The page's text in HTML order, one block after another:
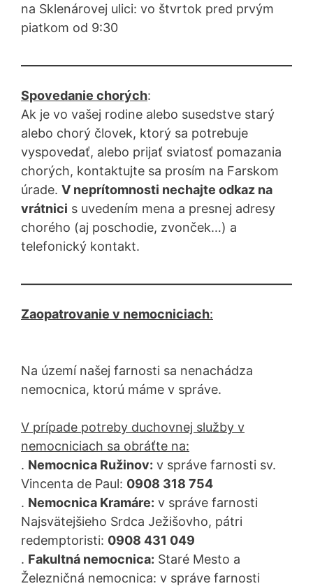
na Sklenárovej ulici: vo štvrtok pred prvým
piatkom od 9:30
Spovedanie chorých:
Ak je vo vašej rodine alebo susedstve starý
alebo chorý človek, ktorý sa potrebuje
vyspovedať, alebo prijať sviatosť pomazania
chorých, kontaktujte sa prosím na Farskom
úrade. V neprítomnosti nechajte odkaz na
vrátnici s uvedením mena a presnej adresy
chorého (aj poschodie, zvonček…) a
telefonický kontakt.
Zaopatrovanie v nemocniciach:
Na území našej farnosti sa nenachádza
nemocnica, ktorú máme v správe.
V prípade potreby duchovnej služby v
nemocniciach sa obráťte na:
. Nemocnica Ružinov: v správe farnosti sv.
Vincenta de Paul: 0908 318 754
. Nemocnica Kramáre: v správe farnosti
Najsvätejšieho Srdca Ježišovho, pátri
redemptoristi: 0908 431 049
. Fakultná nemocnica: Staré Mesto a
Železničná nemocnica: v správe farnosti